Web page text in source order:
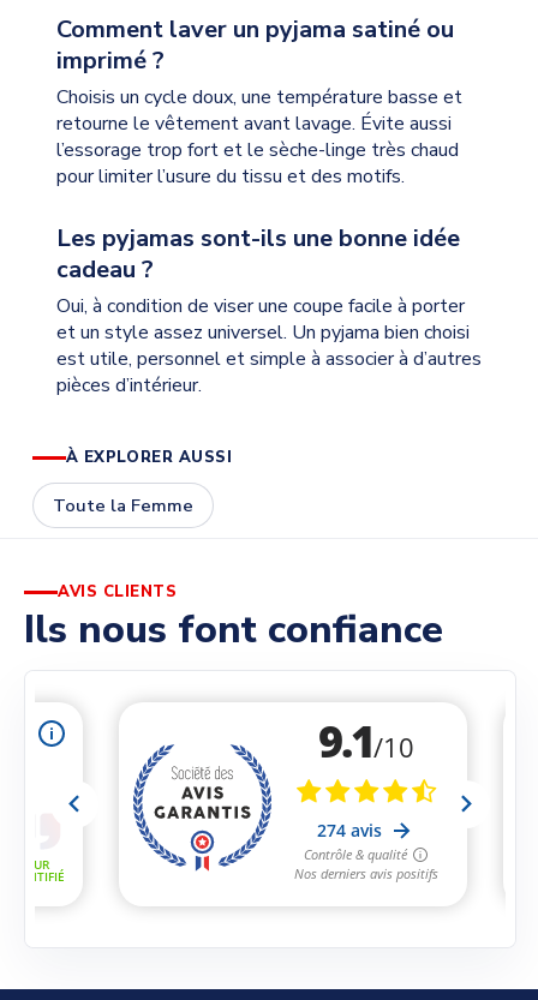
Comment laver un pyjama satiné ou
imprimé ?
Choisis un cycle doux, une température basse et
retourne le vêtement avant lavage. Évite aussi
l’essorage trop fort et le sèche-linge très chaud
pour limiter l’usure du tissu et des motifs.
Les pyjamas sont-ils une bonne idée
cadeau ?
Oui, à condition de viser une coupe facile à porter
et un style assez universel. Un pyjama bien choisi
est utile, personnel et simple à associer à d’autres
pièces d’intérieur.
À EXPLORER AUSSI
Toute la Femme
AVIS CLIENTS
Ils nous font confiance